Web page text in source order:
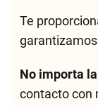
Te
No importa
contacto con